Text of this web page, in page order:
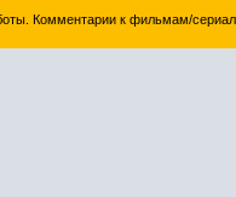
Комментарии к фильмам/